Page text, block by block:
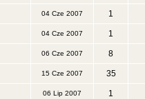
04 Cze 2007 1
04 Cze 2007 1
06 Cze 2007 8
15 Cze 2007 35
06 Lip 2007 1